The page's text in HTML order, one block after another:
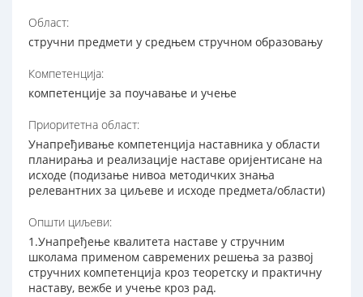
Област:
стручни предмети у средњем стручном образовању
Компетенција:
компетенције за поучавање и учење
Приоритетна област:
Унапређивање компетенција наставника у области
планирања и реализације наставе оријентисане на
исходе (подизање нивоа методичких знања
релевантних за циљеве и исходе предмета/области)
Општи циљеви:
1.Унапређење квалитета наставе у стручним
школама применом савремених решења за развој
стручних компетенција кроз теоретску и практичну
наставу, вежбе и учење кроз рад.